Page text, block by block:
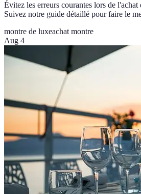
Évitez les erreurs courantes lors de
Suivez notre guide détaillé pour faire le
montre de luxeachat montre
Aug 4